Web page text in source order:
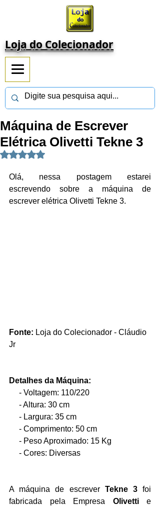
Loja do Colecionador
Máquina de Escrever
Elétrica Olivetti Tekne 3
Avaliado com NaN de 5 estrelas.
Olá, nessa postagem estarei
escrevendo sobre a máquina de
escrever elétrica Olivetti Tekne 3.
Fonte: Loja do Colecionador - Cláudio
Jr
Detalhes da Máquina:
     - Voltagem: 110/220
     - Altura: 30 cm
     - Largura: 35 cm
     - Comprimento: 50 cm
     - Peso Aproximado: 15 Kg
     - Cores: Diversas
A máquina de escrever Tekne 3 foi
fabricada pela Empresa Olivetti e